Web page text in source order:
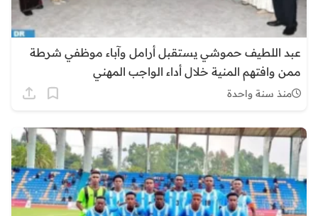
عبد اللطيف حموشي يستقبل أرامل وآباء موظفي شرطة
ممن وافتهم المنية خلال أداء الواجب المهني
منذ سنة واحدة